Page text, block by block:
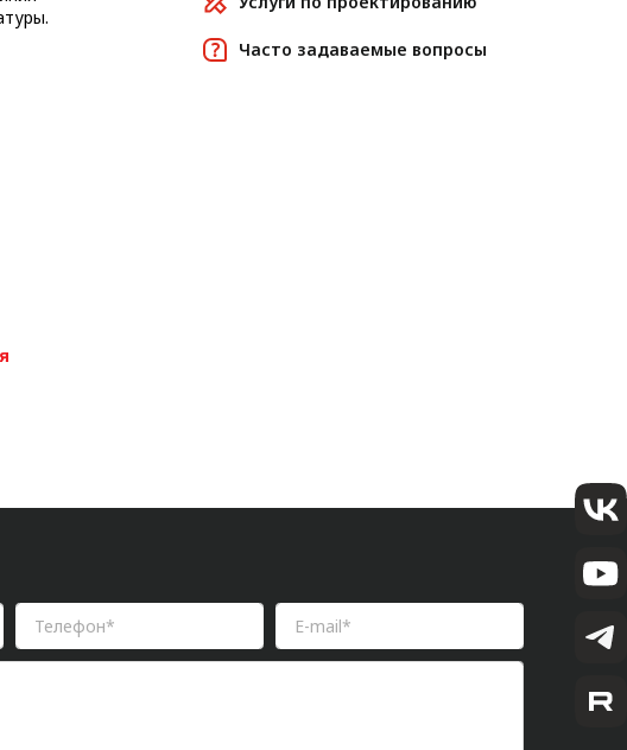
Часто задаваемые вопросы